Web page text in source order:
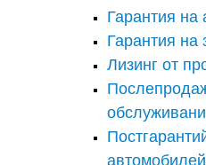
Гарантия на
Гарантия на
Лизинг от